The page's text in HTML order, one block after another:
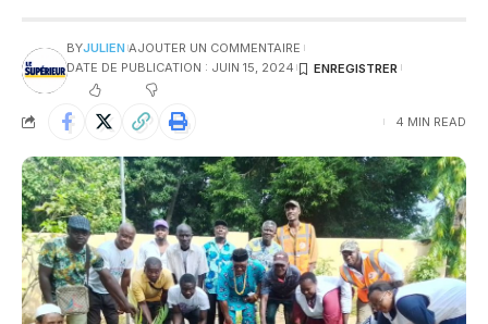
BYJULIEN AJOUTER UN COMMENTAIRE
DATE DE PUBLICATION : JUIN 15, 2024
4 MIN READ